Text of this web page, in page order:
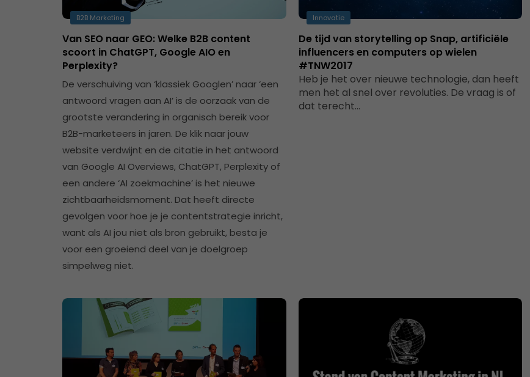
B2B Marketing
Van SEO naar GEO: Welke B2B content
scoort in ChatGPT, Google AIO en
Perplexity?
De verschuiving van ‘klassiek Googlen’ naar ‘een
antwoord vragen aan AI’ is de oorzaak van de
grootste verandering in organisch bereik voor
B2B-marketeers in jaren. De klik naar jouw
website verdwijnt en de citatie in het antwoord
van Google AI Overviews, ChatGPT, Perplexity of
een andere ‘AI zoekmachine’ is het nieuwe
zichtbaarheidsmoment. Dat heeft directe
gevolgen voor hoe je je contentstrategie inricht,
want als AI jou niet als bron gebruikt, besta je
voor een groeiend deel van je doelgroep
simpelweg niet.
Innovatie
De tijd van storytelling op Snap, artificiële
influencers en computers op wielen
#TNW2017
Heb je het over nieuwe technologie, dan heeft
men het al snel over revoluties. De vraag is of
dat terecht…